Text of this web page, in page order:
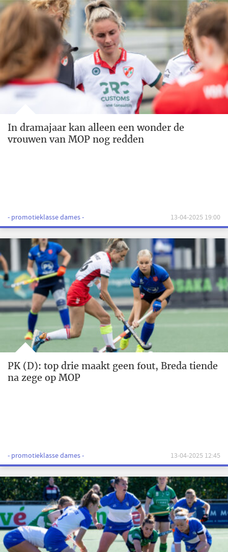
In dramajaar kan alleen een wonder de
vrouwen van MOP nog redden
- promotieklasse dames - 13-04-2025 19:00
PK (D): top drie maakt geen fout, Breda tiende
na zege op MOP
- promotieklasse dames - 13-04-2025 12:45